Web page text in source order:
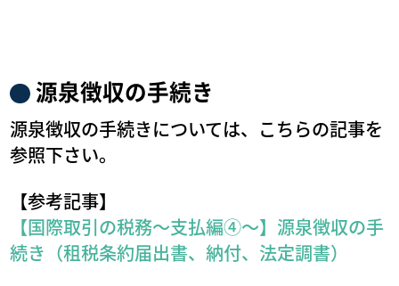
源泉徴収の手続き
源泉徴収の手続きについては、こちらの記事を
参照下さい。
【参考記事】
【国際取引の税務～支払編④～】源泉徴収の手
続き（租税条約届出書、納付、法定調書）